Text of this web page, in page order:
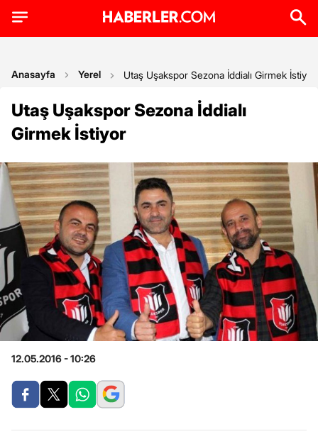
Anasayfa Yerel Utaş Uşakspor Sezona İddialı Girmek İstiyor
Utaş Uşakspor Sezona İddialı
Girmek İstiyor
12.05.2016 - 10:26